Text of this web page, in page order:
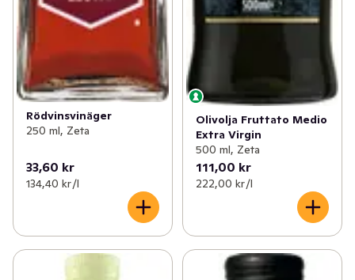
Rödvinsvinäger
250 ml, Zeta
33,60 kr
134,40 kr /l
Olivolja Fruttato Medio
Extra Virgin
500 ml, Zeta
111,00 kr
222,00 kr /l